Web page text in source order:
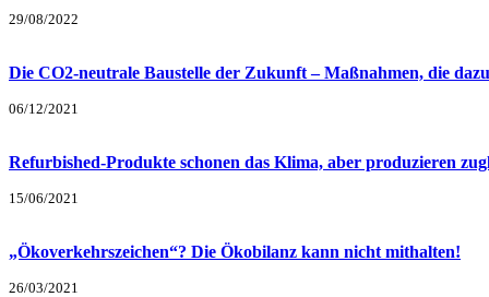
29/08/2022
Die CO2-neutrale Baustelle der Zukunft – Maßnahmen, die
06/12/2021
Refurbished-Produkte schonen das Klima, aber produzieren
15/06/2021
„Ökoverkehrszeichen“? Die Ökobilanz kann nicht mithalten!
26/03/2021